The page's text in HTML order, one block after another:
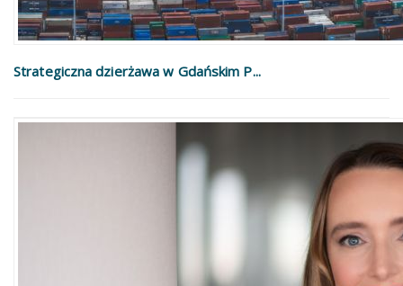
Strategiczna dzierżawa w Gdańskim P...